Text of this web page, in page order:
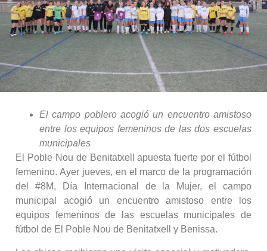
El campo poblero acogió un encuentro amistoso
entre los equipos femeninos de las dos escuelas
municipales
El Poble Nou de Benitatxell apuesta fuerte por el fútbol
femenino. Ayer jueves, en el marco de la programación
del #8M, Día Internacional de la Mujer, el campo
municipal acogió un encuentro amistoso entre los
equipos femeninos de las escuelas municipales de
fútbol de El Poble Nou de Benitatxell y Benissa.